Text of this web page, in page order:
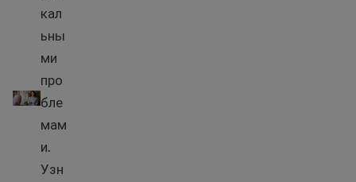
Помощь при домашнем насилии
кал
ьны
ми
про
бле
мам
и.
Узн